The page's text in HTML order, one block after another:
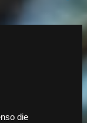
die